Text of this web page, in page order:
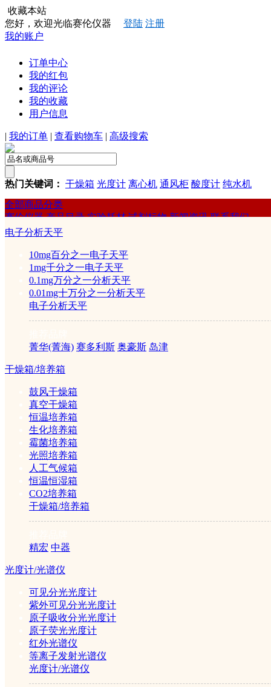
收藏本站
您好，欢迎光临赛伦仪器
登陆 注册
我的账户
订单中心
我的红包
我的评论
我的收藏
用户信息
| 我的订单 | 查看购物车 | 高级搜索
热门关键词： 干燥箱 光度计 离心机 通风柜 酸度计 纯水机
全部商品分类
电子分析天平
10mg百分之一电子天平
1mg千分之一电子天平
0.1mg万分之一分析天平
0.01mg十万分之一分析天平
电子分析天平
菁华(菁海) 赛多利斯 奥豪斯 岛津
干燥箱/培养箱
鼓风干燥箱
真空干燥箱
恒温培养箱
生化培养箱
霉菌培养箱
光照培养箱
人工气候箱
恒温恒湿箱
CO2培养箱
干燥箱/培养箱
精宏 中器
光度计/光谱仪
可见分光光度计
紫外可见分光光度计
原子吸收分光光度计
原子荧光光度计
红外光谱仪
等离子发射光谱仪
光度计/光谱仪
赛伦仪器产品目录 实验耗材 试剂标物 新闻资讯 联系我们
赛默飞世尔
50个国家拥有员工约50,000人
赛默飞世尔
用仪(2)
1/1
Multiskan FC酶标仪
￥58000元
公司简介|产品目录|仪器学堂
©2005-2026 赛伦仪器sailun17.com 版权所有
ICP备案证书号:京ICP备14049218号